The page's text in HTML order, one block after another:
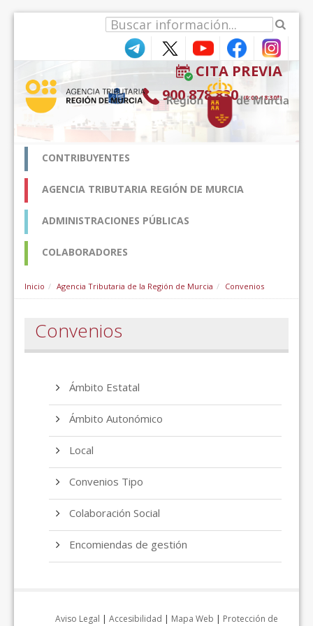
CITA PREVIA
900 878 830 (9:00-18:30*)
CONTRIBUYENTES
AGENCIA TRIBUTARIA REGIÓN DE MURCIA
ADMINISTRACIONES PÚBLICAS
COLABORADORES
Inicio Agencia Tributaria de la Región de Murcia Convenios
Convenios
Ámbito Estatal
Ámbito Autonómico
Local
Convenios Tipo
Colaboración Social
Encomiendas de gestión
Aviso Legal | Accesibilidad | Mapa Web | Protección de